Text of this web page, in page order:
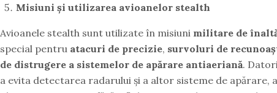
Misiuni și utilizarea avioanelor stealth
Avioanele stealth sunt utilizate în misiuni militare de
special pentru atacuri de precizie, survoluri de
de distrugere a sistemelor de apărare antiaeriană.
a evita detectarea radarului și a altor sisteme de apărare,